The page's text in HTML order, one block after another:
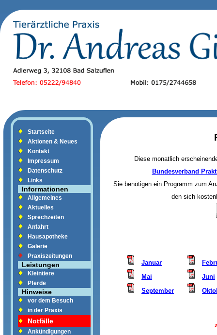
Startseite
Aktionen & Neues
Kontakt
Impressum
Datenschutz
Links
Informationen
Allgemeines
Aktuelles
Sprechzeiten
Anfahrt
Hausapotheke
Galerie
Praxiszeitungen
Leistungen
Kleintiere
Pferde
Hinweise
vor dem Besuch
in der Praxis
Notfälle
Ankündigungen
Diese monatlich
Bundesverband
Sie benötigen ein Programm zum
den sich
Januar
Mai
Juni
September